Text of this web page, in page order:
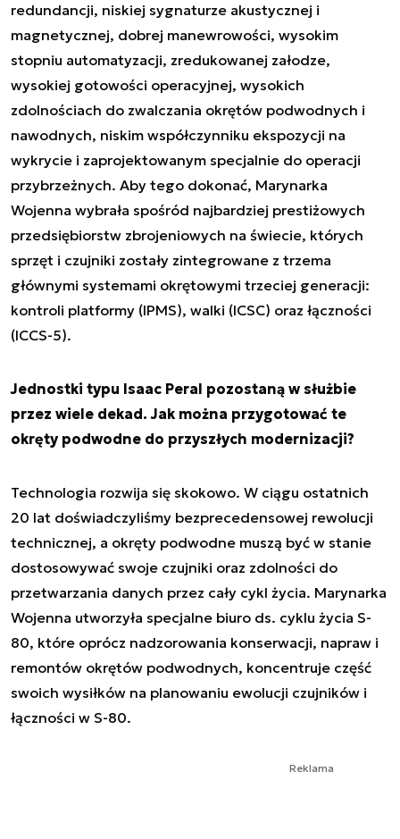
redundancji, niskiej sygnaturze akustycznej i
magnetycznej, dobrej manewrowości, wysokim
stopniu automatyzacji, zredukowanej załodze,
wysokiej gotowości operacyjnej, wysokich
zdolnościach do zwalczania okrętów podwodnych i
nawodnych, niskim współczynniku ekspozycji na
wykrycie i zaprojektowanym specjalnie do operacji
przybrzeżnych. Aby tego dokonać, Marynarka
Wojenna wybrała spośród najbardziej prestiżowych
przedsiębiorstw zbrojeniowych na świecie, których
sprzęt i czujniki zostały zintegrowane z trzema
głównymi systemami okrętowymi trzeciej generacji:
kontroli platformy (IPMS), walki (ICSC) oraz łączności
(ICCS-5).
Jednostki typu Isaac Peral pozostaną w służbie
przez wiele dekad. Jak można przygotować te
okręty podwodne do przyszłych modernizacji?
Technologia rozwija się skokowo. W ciągu ostatnich
20 lat doświadczyliśmy bezprecedensowej rewolucji
technicznej, a okręty podwodne muszą być w stanie
dostosowywać swoje czujniki oraz zdolności do
przetwarzania danych przez cały cykl życia. Marynarka
Wojenna utworzyła specjalne biuro ds. cyklu życia S-
80, które oprócz nadzorowania konserwacji, napraw i
remontów okrętów podwodnych, koncentruje część
swoich wysiłków na planowaniu ewolucji czujników i
łączności w S-80.
Reklama